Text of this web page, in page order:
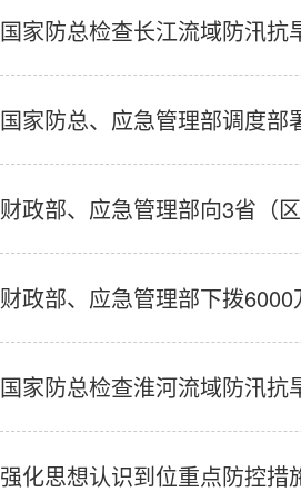
国家防总检查长江流域防汛抗
国家防总、应急管理部调度部
财政部、应急管理部向3省（
财政部、应急管理部下拨
国家防总检查淮河流域防汛抗